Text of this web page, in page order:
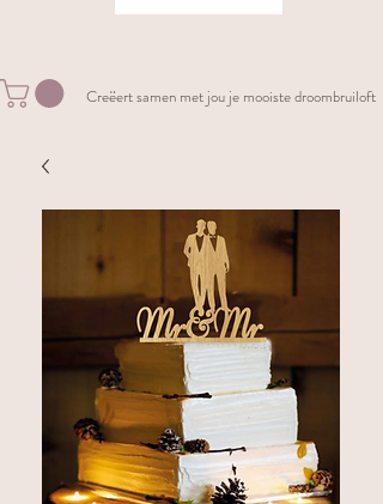
Creëert samen met jou je mooiste droombruiloft